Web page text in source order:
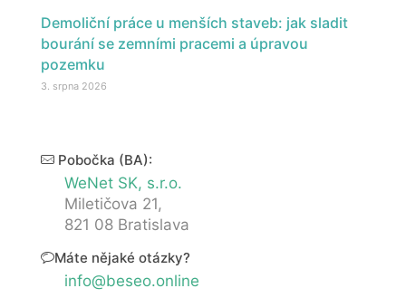
Demoliční práce u menších staveb: jak sladit
bourání se zemními pracemi a úpravou
pozemku
3. srpna 2026
Pobočka (BA):
WeNet SK, s.r.o.
Miletičova 21,
821 08 Bratislava
Máte nějaké otázky?
info@beseo.online